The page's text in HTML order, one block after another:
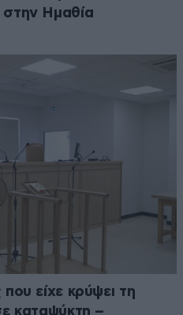
Ημαθία
είχε κρύψει τη
καταψύκτη –